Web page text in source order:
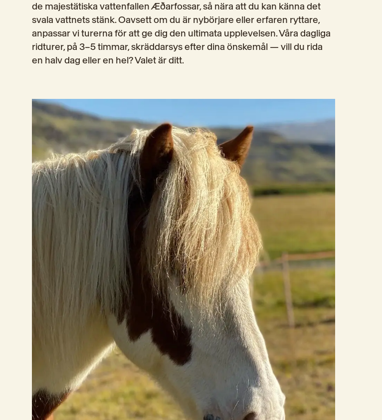
de majestätiska vattenfallen Æðarfossar, så nära att du kan känna det
svala vattnets stänk. Oavsett om du är nybörjare eller erfaren ryttare,
anpassar vi turerna för att ge dig den ultimata upplevelsen. Våra dagliga
ridturer, på 3–5 timmar, skräddarsys efter dina önskemål — vill du rida
en halv dag eller en hel? Valet är ditt.